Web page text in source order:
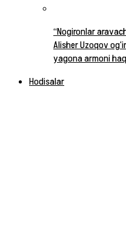
“Nogironlar
Alisher Uzoqov
yagona armoni
Hodisalar